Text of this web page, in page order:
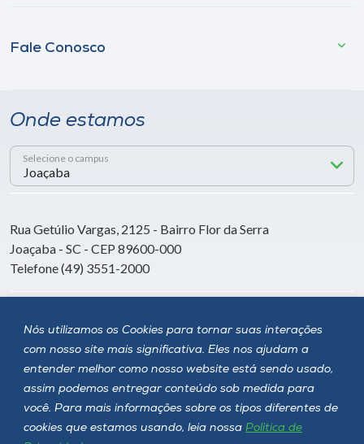
Nós utilizamos os Cookies para tornar suas interações
com nosso site mais significativa. Eles nos ajudam a
entender melhor como nosso website está sendo usado,
assim podemos entregar conteúdo sob medida para
você. Para mais informações sobre os tipos diferentes de
cookies que estamos usando, leia nossa Política de
Fale Conosco
Onde estamos
Selecione o campus
Rua Getúlio Vargas, 2125 - Bairro Flor da Serra
Joaçaba - SC - CEP 89600-000
Telefone (49) 3551-2000
Siga a Unoesc